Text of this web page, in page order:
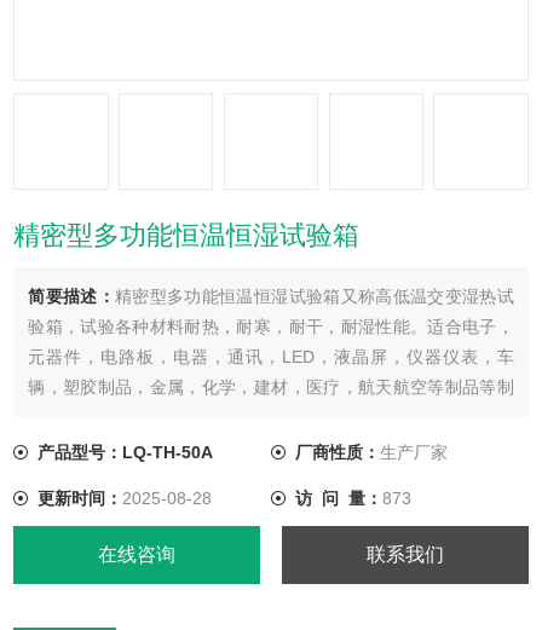
精密型多功能恒温恒湿试验箱
简要描述： 精密型多功能恒温恒湿试验箱又称高低温交变湿热试
验箱，试验各种材料耐热，耐寒，耐干，耐湿性能。适合电子，
元器件，电路板，电器，通讯，LED，液晶屏，仪器仪表，车
辆，塑胶制品，金属，化学，建材，医疗，航天航空等制品等制
产品型号：LQ-TH-50A
厂商性质： 生产厂家
更新时间： 2025-08-28 访 问 量： 873
在线咨询 联系我们